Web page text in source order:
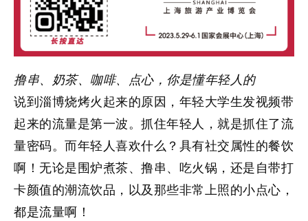
撸串、奶茶、 咖啡、点心， 你是懂年轻人的
说到淄博烧烤火起来的原因，年轻大学生发视频带
起来的流量是第一波。抓住年轻人，就是抓住了流
量密码。而年轻人喜欢什么？具有社交属性的餐饮
啊！无论是围炉煮茶、撸串、吃火锅，还是自带打
卡颜值的潮流饮品，以及那些非常上照的小点心，
都是流量啊！